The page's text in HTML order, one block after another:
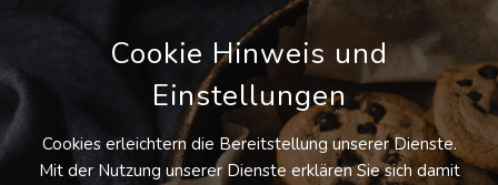
Cookie Hinweis und
Einstellungen
Cookies erleichtern die Bereitstellung unserer Dienste.
Mit der Nutzung unserer Dienste erklären Sie sich damit